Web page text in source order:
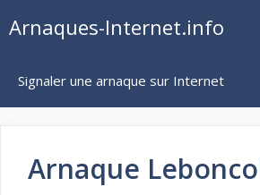
auArnaques-Internet.info
Signaler une arnaque sur Internet
Arnaque